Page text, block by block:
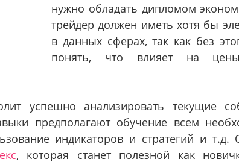
нужно обладать дипломом
трейдер должен иметь хотя бы
в данных сферах, так как без
понять, что влияет на
успешно анализировать текущие
предполагают обучение всем
индикаторов и стратегий и т.д.
, которая станет полезной как